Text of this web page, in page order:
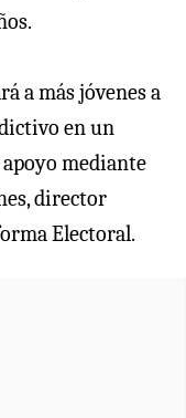
a más jóvenes a
en un
mediante
director
Electoral.